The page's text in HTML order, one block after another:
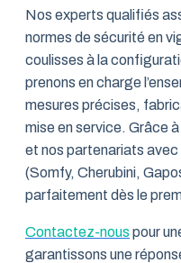
Nos experts qualifiés
normes de sécurité en
coulisses à la
prenons en charge
mesures précises,
mise en service. Grâce
et nos partenariats
(Somfy, Cherubini,
parfaitement dès le
Contactez-nous pour
garantissons une